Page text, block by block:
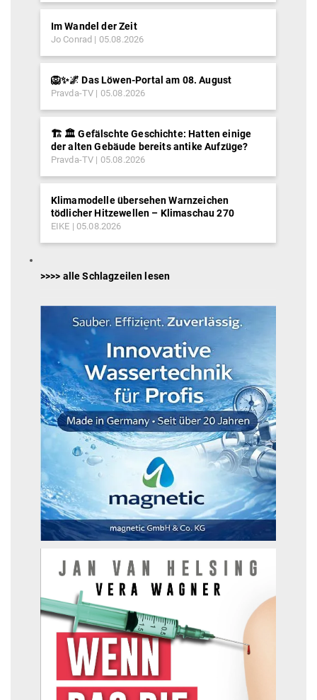
Im Wandel der Zeit
Jo Conrad 05.08.2026
🦁✨🌌 Das Löwen-Portal am 08. August
Pravda-TV 05.08.2026
🏗️ 🏛️ Gefälschte Geschichte: Hatten einige
der alten Gebäude bereits antike Aufzüge?
Pravda-TV 05.08.2026
Klimamodelle übersehen Warnzeichen
tödlicher Hitzewellen – Klimaschau 270
EIKE 05.08.2026
>>>> alle Schlagzeilen lesen